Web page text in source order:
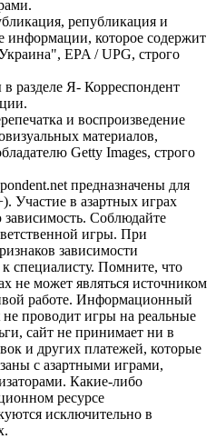
републикация и
информации, которое содержит
EPA / UPG, строго
разделе Я- Корреспондент
и воспроизведение
материалов,
Getty Images, строго
предназначены для
Участие в азартных играх
Соблюдайте
игры. При
зависимости
специалисту. Помните, что
не может являться источником
работе. Информационный
не проводит игры на реальные
сайт не принимает ни в
и других платежей, которые
с азартными играми,
Какие-либо
ресурсе
исключительно в